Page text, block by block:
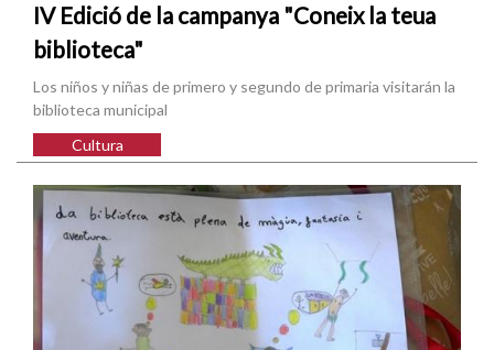
IV Edició de la campanya "Coneix la teua
biblioteca"
Los niños y niñas de primero y segundo de primaria visitarán la
biblioteca municipal
Cultura